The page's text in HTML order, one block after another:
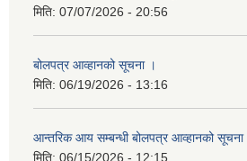
मिति: 07/07/2026 - 20:56
बोलपत्र आव्हानको सूचना ।
मिति: 06/19/2026 - 13:16
आन्तरिक आय सम्बन्धी बोलपत्र आव्हानको
मिति: 06/15/2026 - 12:15